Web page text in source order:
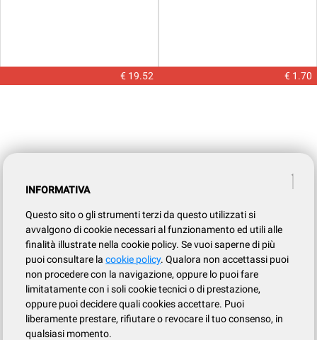
€ 19.52 € 1.70
INFORMATIVA
Questo sito o gli strumenti terzi da questo utilizzati si
avvalgono di cookie necessari al funzionamento ed utili alle
finalità illustrate nella cookie policy. Se vuoi saperne di più
puoi consultare lacookie policy. Qualora non accettassi puoi
non procedere con la navigazione, oppure lo puoi fare
limitatamente con i soli cookie tecnici o di prestazione,
oppure puoi decidere quali cookies accettare. Puoi
liberamente prestare, rifiutare o revocare il tuo consenso, in
qualsiasi momento.